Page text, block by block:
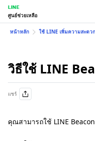
LINE
ศูนย์ช่วยเหลือ
หน้าหลัก ใช้ LINE เพิ่มความสะดวก
วิธีใช้ LINE
แชร์
คุณสามารถใช้ LINE